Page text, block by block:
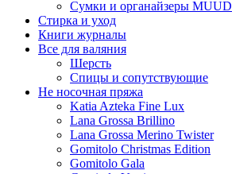
Сумки и органайзеры MUUD
Стирка и уход
Книги журналы
Все для валяния
Шерсть
Спицы и сопутствующие
Не носочная пряжа
Katia Azteka Fine Lux
Lana Grossa Brillino
Lana Grossa Merino Twister
Gomitolo Christmas Edition
Gomitolo Gala